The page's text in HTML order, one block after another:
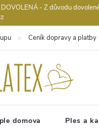
- Z důvodu
Ceník dopravy a platby
domova Ples a